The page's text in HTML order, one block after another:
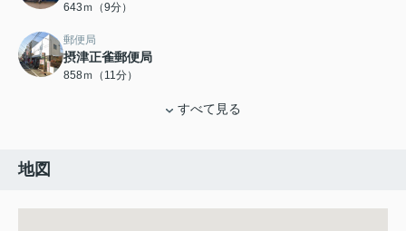
643ｍ（9分）
郵便局
摂津正雀郵便局
858ｍ（11分）
すべて見る
地図